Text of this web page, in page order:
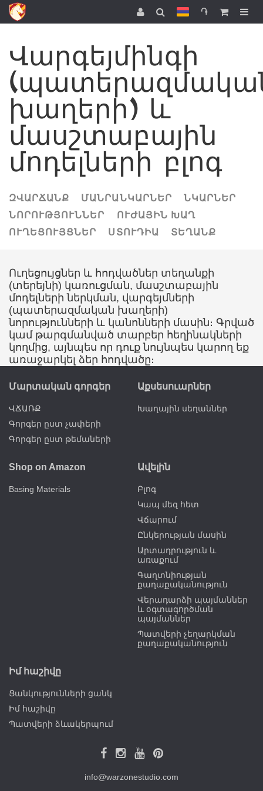
֏
Վարգեյմինգի
խաղերի) և
մասշտաբային
մոդելների բլոգ
ԶՎԱՐՃԱՆՔ ՄԱՆՐԱՆԿԱՐՆԵՐ
ՆԿԱՐՆԵՐ
ՆՈՐՈՒԹՅՈՒՆՆԵՐ
ՈՒԺԱՅԻՆ ԽԱՂ
ՈՒՂԵՑՈՒՅՑՆԵՐ
ՍՏՈՒԴԻԱ ՏԵՂԱՆՔ
Ուղեցույցներ և հոդվածներ տեղանքի
(տերեյնի) կառուցման, մասշտաբային
մոդելների ներկման, վարգեյմների
(պատերազմական խաղերի)
նորությունների և կանոնների մասին։ Գրված
կամ թարգմանված տարբեր հեղինակների
կողմից, այնպես որ դուք նույնպես կարող եք
առաջարկել ձեր հոդվածը։
Մարտական գորգեր
ՎՃԱՌՔ
Գորգեր ըստ չափերի
Գորգեր ըստ թեմաների
Աքսեսուարներ
Խաղային սեղաններ
Shop on Amazon
Basing Materials
Ավելին
Բլոգ
Կապ մեզ հետ
Վճարում
Ընկերության մասին
Արտադրություն և
առաքում
Գաղտնիության
քաղաքականություն
Վերադարձի պայմաններ
և օգտագործման
պայմաններ
Պատվերի չեղարկման
քաղաքականություն
Իմ հաշիվը
Ցանկությունների ցանկ
Իմ հաշիվը
Պատվերի ձևակերպում
info@warzonestudio.com